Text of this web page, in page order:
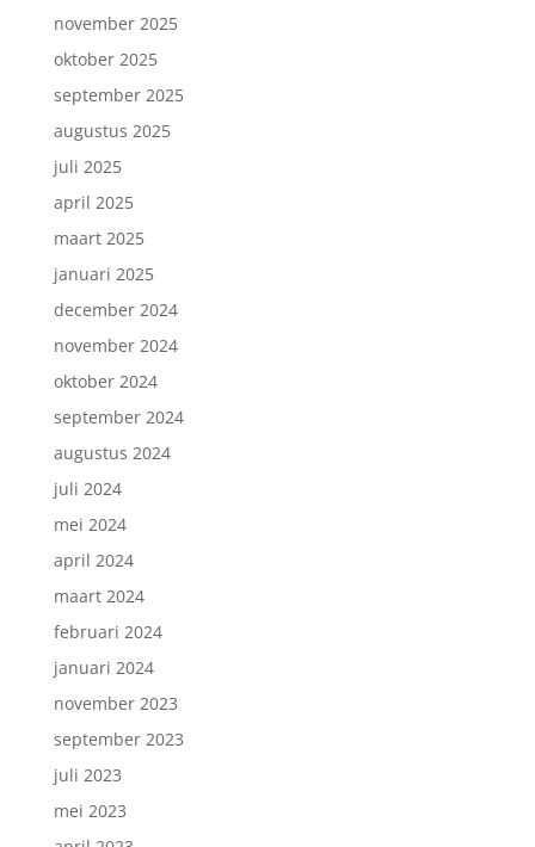
november 2025
oktober 2025
september 2025
augustus 2025
juli 2025
april 2025
maart 2025
januari 2025
december 2024
november 2024
oktober 2024
september 2024
augustus 2024
juli 2024
mei 2024
april 2024
maart 2024
februari 2024
januari 2024
november 2023
september 2023
juli 2023
mei 2023